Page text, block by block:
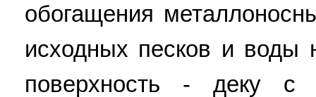
обогащения
исходных песков и воды
поверхность - деку с